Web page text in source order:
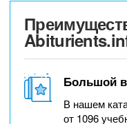
Большой
В нашем
от 1096